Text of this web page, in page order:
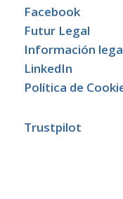
Facebook
Futur Legal
Información
LinkedIn
Política de
Trustpilot